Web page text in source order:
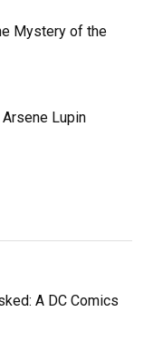
Mystery of the
Lupin
A DC Comics